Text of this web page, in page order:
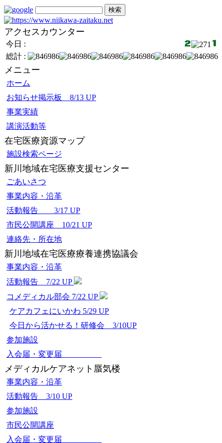
アクセスカウンター
今日 :
総計 :
メニュー
ホーム
お知らせ掲示板 8/13 UP
事業実績
講演活動等
在宅医療資源マップ
施設検索ページ
新川地域在宅医療支援センター
ごあいさつ
事業内容・沿革
活動報告 3/17 UP
市民公開講座 10/21 UP
連絡先・所在地
新川地域在宅医療療養連携協議会
事業内容・沿革
活動報告 7/22 UP
コメディカル部会 7/22 UP
ケアカフェにいかわ 5/29 UP
今日から活かせる！研修会 3/10UP
参加施設
入会届・変更届
メディカルケアネット蜃気楼
事業内容・沿革
活動報告 3/10 UP
参加施設
市民公開講座
入会届・変更届